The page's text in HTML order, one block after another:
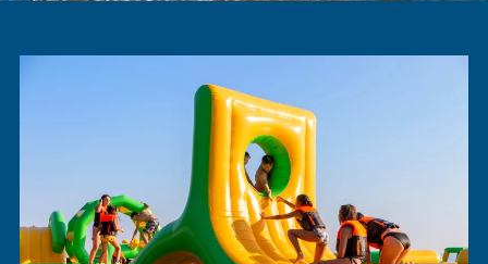
Missione Visione